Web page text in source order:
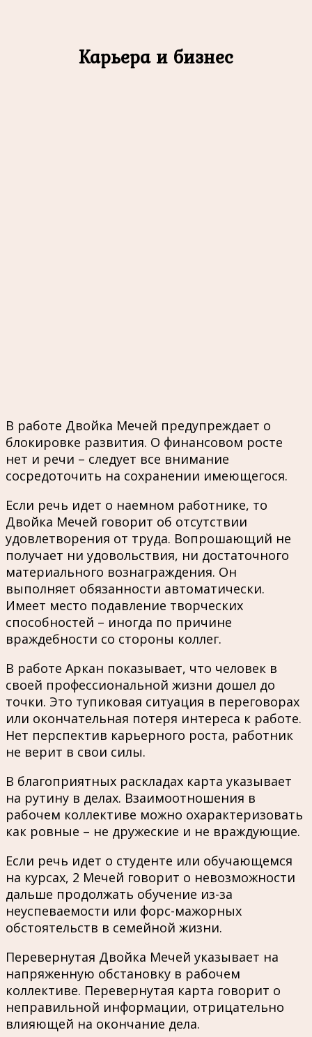
Карьера и бизнес
В работе Двойка Мечей предупреждает о
блокировке развития. О финансовом росте
нет и речи – следует все внимание
сосредоточить на сохранении имеющегося.
Если речь идет о наемном работнике, то
Двойка Мечей говорит об отсутствии
удовлетворения от труда. Вопрошающий не
получает ни удовольствия, ни достаточного
материального вознаграждения. Он
выполняет обязанности автоматически.
Имеет место подавление творческих
способностей – иногда по причине
враждебности со стороны коллег.
В работе Аркан показывает, что человек в
своей профессиональной жизни дошел до
точки. Это тупиковая ситуация в переговорах
или окончательная потеря интереса к работе.
Нет перспектив карьерного роста, работник
не верит в свои силы.
В благоприятных раскладах карта указывает
на рутину в делах. Взаимоотношения в
рабочем коллективе можно охарактеризовать
как ровные – не дружеские и не враждующие.
Если речь идет о студенте или обучающемся
на курсах, 2 Мечей говорит о невозможности
дальше продолжать обучение из-за
неуспеваемости или форс-мажорных
обстоятельств в семейной жизни.
Перевернутая Двойка Мечей указывает на
напряженную обстановку в рабочем
коллективе. Перевернутая карта говорит о
неправильной информации, отрицательно
влияющей на окончание дела.